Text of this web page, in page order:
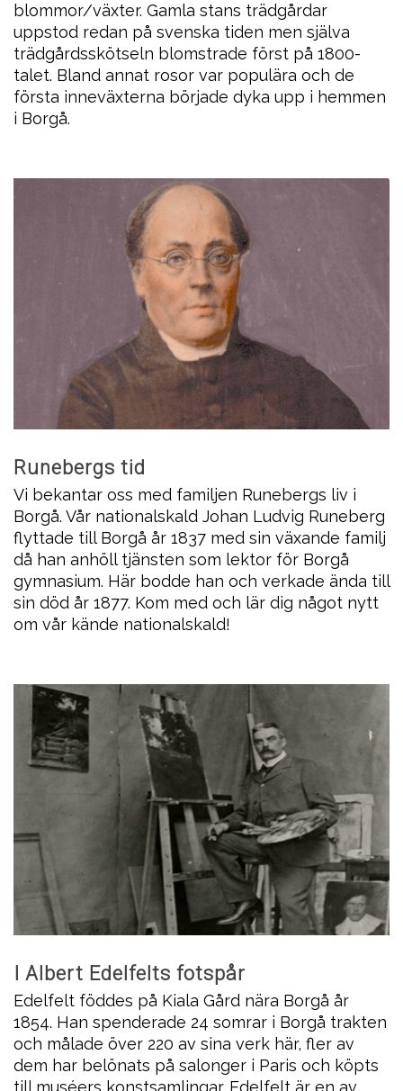
blommor/växter. Gamla stans trädgårdar
uppstod redan på svenska tiden men själva
trädgårdsskötseln blomstrade först på 1800-
talet. Bland annat rosor var populära och de
första inneväxterna började dyka upp i hemmen
i Borgå.
Runebergs tid
Vi bekantar oss med familjen Runebergs liv i
Borgå. Vår nationalskald Johan Ludvig Runeberg
flyttade till Borgå år 1837 med sin växande familj
då han anhöll tjänsten som lektor för Borgå
gymnasium. Här bodde han och verkade ända till
sin död år 1877. Kom med och lär dig något nytt
om vår kände nationalskald!
I Albert Edelfelts fotspår
Edelfelt föddes på Kiala Gård nära Borgå år
1854. Han spenderade 24 somrar i Borgå trakten
och målade över 220 av sina verk här, fler av
dem har belönats på salonger i Paris och köpts
till muséers konstsamlingar. Edelfelt är en av